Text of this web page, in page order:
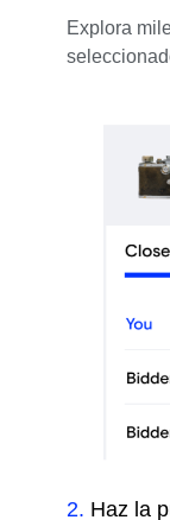
Explora
2. Haz la